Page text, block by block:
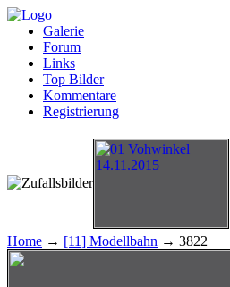
Galerie
Forum
Links
Top Bilder
Kommentare
Registrierung
Home → [11] Modellbahn → 3822